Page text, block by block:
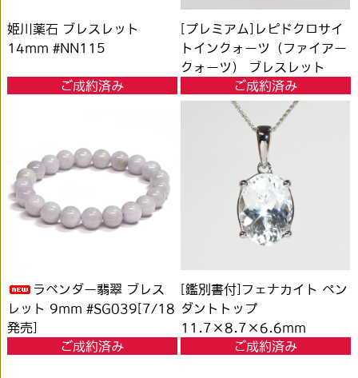
姫川薬石 ブレスレット
14mm #NN115
ご成約済み
[プレミアム]レピドクロサイ
トインクォーツ（ファイアー
クォーツ） ブレスレット
10.5mm #RB539
ご成約済み
ラベンダー翡翠 ブレス
レット 9mm #SG039[7/18
発売]
ご成約済み
[鑑別書付]フェナカイト ペン
ダントトップ
11.7×8.7×6.6mm
ご成約済み